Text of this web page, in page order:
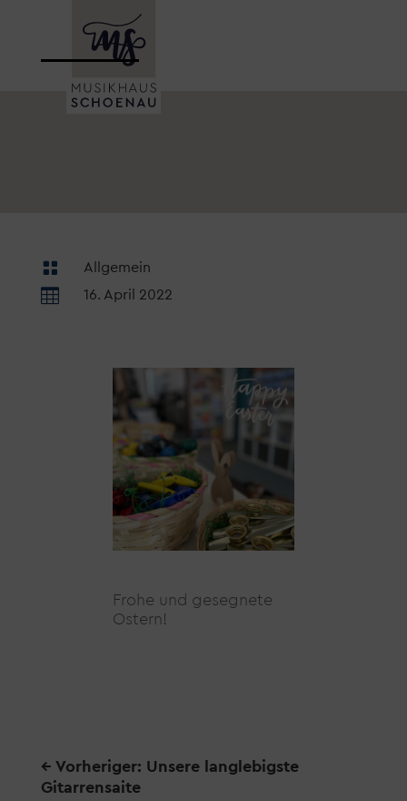
 Allgemein
 16. April 2022
Frohe und gesegnete
Ostern!
← Vorheriger: Unsere langlebigste
Gitarrensaite